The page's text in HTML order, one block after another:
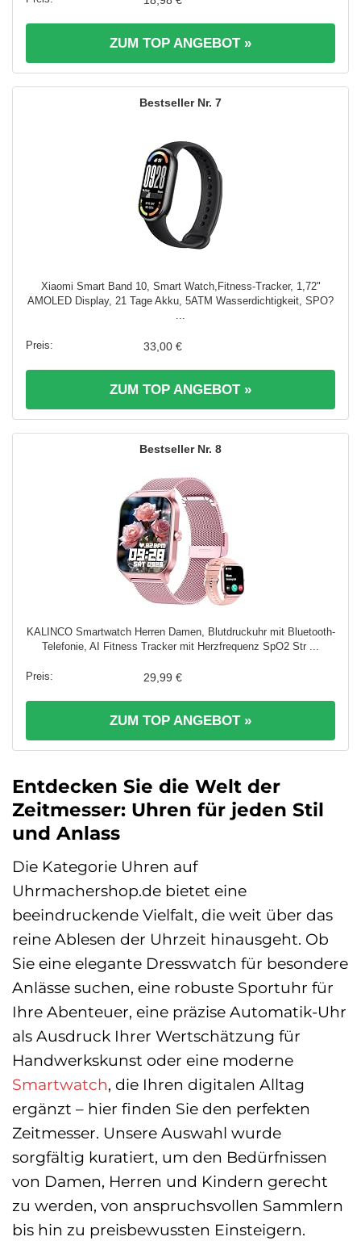
ZUM TOP ANGEBOT »
7
Xiaomi Smart Band 10, Smart Watch,Fitness-Tracker, 1,72"
AMOLED Display, 21 Tage Akku, 5ATM Wasserdichtigkeit, SPO?
33,00 €
ZUM TOP ANGEBOT »
8
KALINCO Smartwatch Herren Damen, Blutdruckuhr mit Bluetooth-
Telefonie, AI Fitness Tracker mit Herzfrequenz SpO2 Str ...
29,99 €
ZUM TOP ANGEBOT »
Entdecken Sie die Welt der
Zeitmesser: Uhren für jeden Stil
und Anlass
Die Kategorie Uhren auf
Uhrmachershop.de bietet eine
beeindruckende Vielfalt, die weit über das
reine Ablesen der Uhrzeit hinausgeht. Ob
Sie eine elegante Dresswatch für besondere
Anlässe suchen, eine robuste Sportuhr für
Ihre Abenteuer, eine präzise Automatik-Uhr
als Ausdruck Ihrer Wertschätzung für
Handwerkskunst oder eine moderne
Smartwatch, die Ihren digitalen Alltag
ergänzt – hier finden Sie den perfekten
Zeitmesser. Unsere Auswahl wurde
sorgfältig kuratiert, um den Bedürfnissen
von Damen, Herren und Kindern gerecht
zu werden, von anspruchsvollen Sammlern
bis hin zu preisbewussten Einsteigern.